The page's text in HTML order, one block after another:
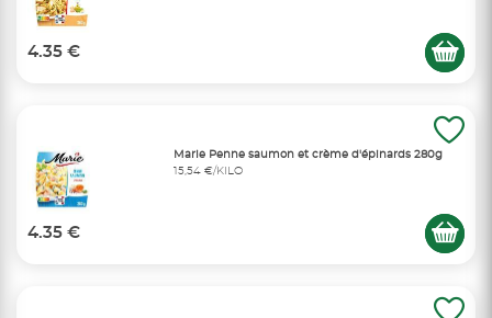
4.35 €
Marie Penne saumon et crème d'épinards 280g
15,54 €/KILO
4.35 €